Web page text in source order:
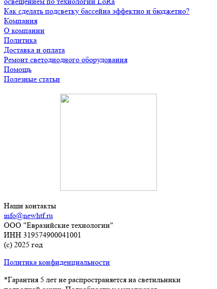
Как сделать подсветку бассейна эффектно и бюджетно?
Компания
О компании
Политика
Доставка и оплата
Ремонт светодиодного оборудования
Помощь
Полезные статьи
Наши контакты
info@newhtf.ru
ООО "Евразийские технологии"
ИНН 319574900041001
(с) 2025 год
Политика конфиденциальности
*Гарантия 5 лет не распространяется на светильники